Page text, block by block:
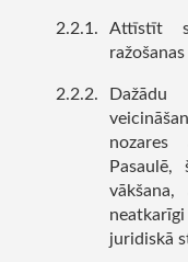
Attīstīt
nozares
Pasaulē,
vākšana,
juridiskā